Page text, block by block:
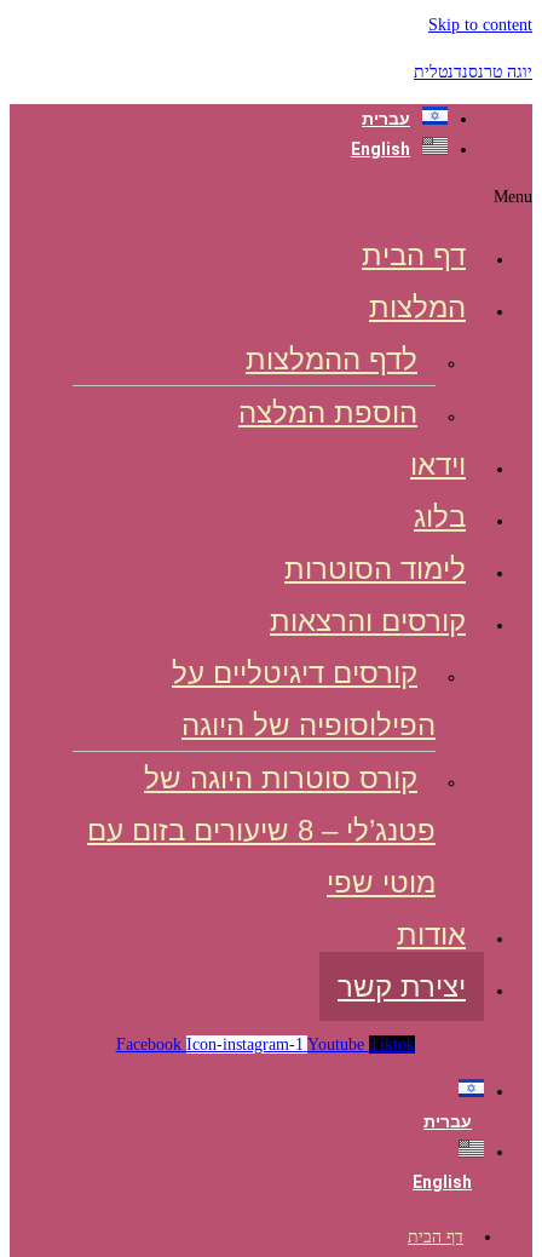
Skip to content
יוגה טרנסנדנטלית
עברית
English
Menu
דף הבית
המלצות
לדף ההמלצות
הוספת המלצה
וידאו
בלוג
לימוד הסוטרות
קורסים והרצאות
קורסים דיגיטליים על
הפילוסופיה של היוגה
קורס סוטרות היוגה של
פטנג’לי – 8 שיעורים בזום עם
מוטי שפי
אודות
יצירת קשר
Facebook Icon-instagram-1 Youtube Tiktok
עברית
English
דף הבית